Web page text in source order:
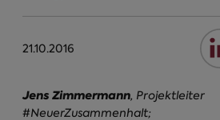
21.10.2016
Jens Zimmermann, Projektleiter
#NeuerZusammenhalt;